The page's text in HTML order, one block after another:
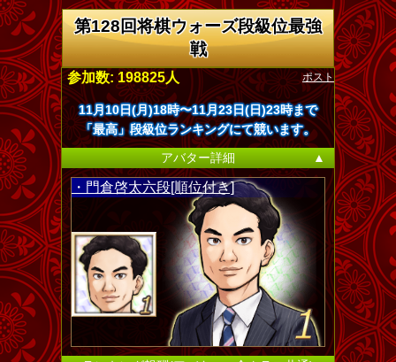
第128回将棋ウォーズ段級位最強
戦
ポスト
参加数: 198825人
11月10日(月)18時〜11月23日(日)23時まで
「最高」段級位ランキングにて競います。
アバター詳細
▲
・門倉啓太六段[順位付き]